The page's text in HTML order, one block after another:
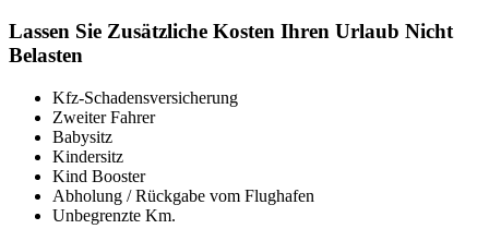
Lassen Sie Zusätzliche Kosten Ihren Urlaub Nicht
Belasten
Kfz-Schadensversicherung
Zweiter Fahrer
Babysitz
Kindersitz
Kind Booster
Abholung / Rückgabe vom Flughafen
Unbegrenzte Km.